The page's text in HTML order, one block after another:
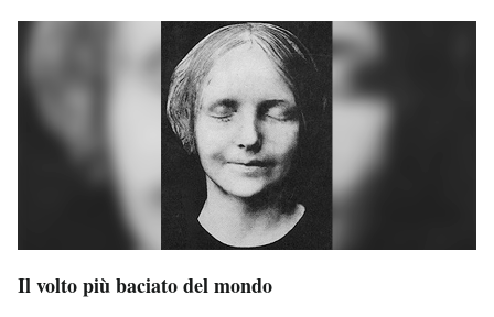
Il volto più baciato del mondo